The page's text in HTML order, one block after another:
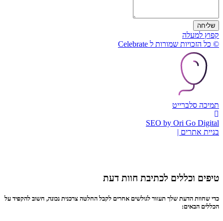
שליחה
קפוץ למעלה
© כל הזכויות שמורות ל Celebrate
תמיכה סלברייט
SEO by Ori Go Digital
בניית אתרים |
טיפים וכללים לכתיבת חוות דעת
כדי שחוות הדעת שלך תעזור לגולשים אחרים לקבל החלטה צרכנית נכונה, חשוב להקפיד על
הכללים הבאים: